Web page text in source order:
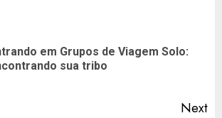
em Grupos de Viagem Solo:
sua tribo
Next